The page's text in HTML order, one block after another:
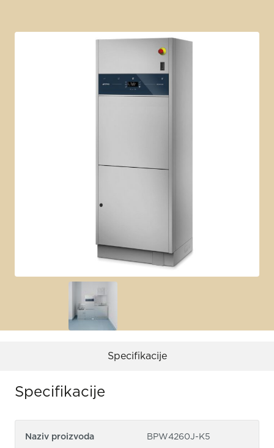
Specifikacije
Specifikacije
Naziv proizvoda BPW4260J-K5